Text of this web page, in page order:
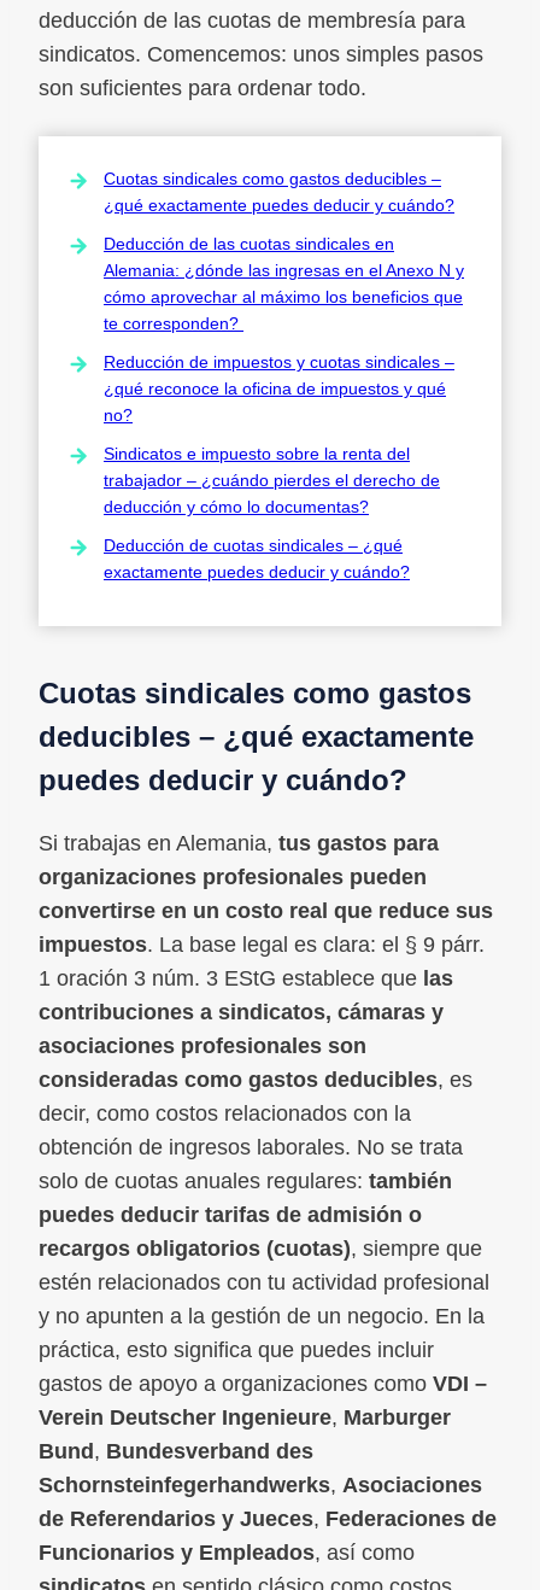
deducción de las cuotas de membresía para
sindicatos. Comencemos: unos simples pasos
son suficientes para ordenar todo.
Cuotas sindicales como gastos deducibles –
¿qué exactamente puedes deducir y cuándo?
Deducción de las cuotas sindicales en
Alemania: ¿dónde las ingresas en el Anexo N y
cómo aprovechar al máximo los beneficios que
te corresponden?
Reducción de impuestos y cuotas sindicales –
¿qué reconoce la oficina de impuestos y qué
no?
Sindicatos e impuesto sobre la renta del
trabajador – ¿cuándo pierdes el derecho de
deducción y cómo lo documentas?
Deducción de cuotas sindicales – ¿qué
exactamente puedes deducir y cuándo?
Cuotas sindicales como gastos
deducibles – ¿qué exactamente
puedes deducir y cuándo?
Si trabajas en Alemania, tus gastos para
organizaciones profesionales pueden
convertirse en un costo real que reduce sus
impuestos. La base legal es clara: el § 9 párr.
1 oración 3 núm. 3 EStG establece que las
contribuciones a sindicatos, cámaras y
asociaciones profesionales son
consideradas como gastos deducibles, es
decir, como costos relacionados con la
obtención de ingresos laborales. No se trata
solo de cuotas anuales regulares: también
puedes deducir tarifas de admisión o
recargos obligatorios (cuotas), siempre que
estén relacionados con tu actividad profesional
y no apunten a la gestión de un negocio. En la
práctica, esto significa que puedes incluir
gastos de apoyo a organizaciones como VDI –
Verein Deutscher Ingenieure, Marburger
Bund, Bundesverband des
Schornsteinfegerhandwerks, Asociaciones
de Referendarios y Jueces, Federaciones de
Funcionarios y Empleados, así como